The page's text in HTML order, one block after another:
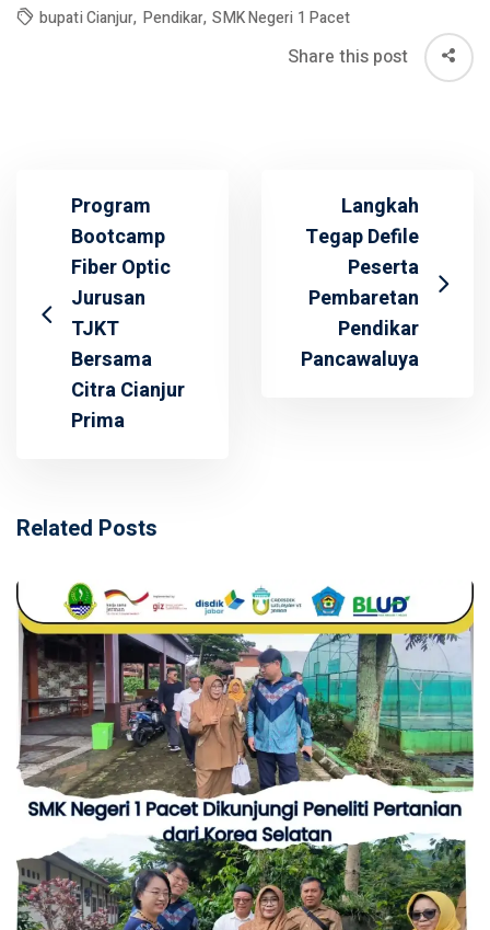
bupati Cianjur, Pendikar, SMK Negeri 1 Pacet
Share this post
Program
Bootcamp
Fiber Optic
Jurusan
TJKT
Bersama
Citra Cianjur
Prima
Langkah
Tegap Defile
Peserta
Pembaretan
Pendikar
Pancawaluya
Related Posts